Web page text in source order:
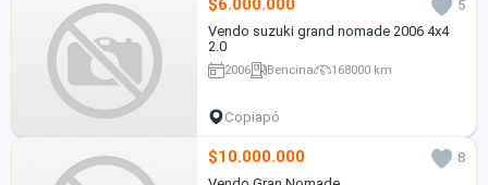
$6.000.000
5
Vendo suzuki grand nomade 2006 4x4
2.0
2006 Bencina 168000 km
Copiapó
$10.000.000
8